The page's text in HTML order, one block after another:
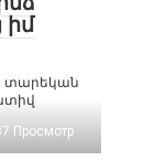
իմ
տարեկան
Просмотр